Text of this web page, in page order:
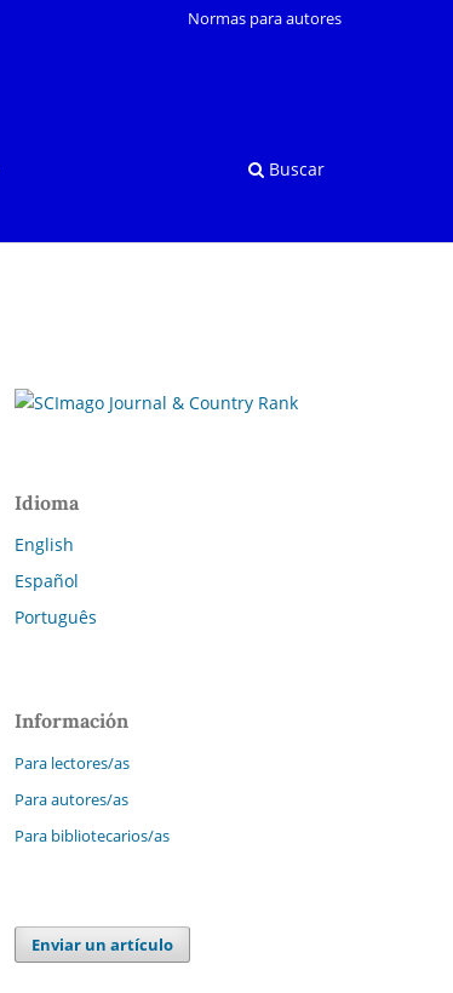
Buscar
Normas para autores
Idioma
English
Español
Português
Información
Para lectores/as
Para autores/as
Para bibliotecarios/as
Enviar un artículo